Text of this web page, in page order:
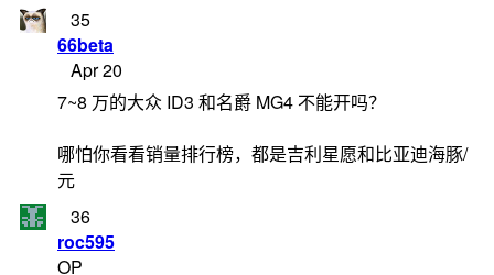
35
66beta
Apr 20
7~8 万的大众 ID3 和名爵 MG4 不能开吗？
哪怕你看看销量排行榜，都是吉利星愿和比亚迪海豚/
元
36
roc595
OP